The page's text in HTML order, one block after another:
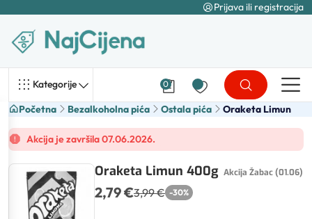
Prijava ili registracija
Kategorije 0
Početna Bezalkoholna pića Ostala pića Oraketa Limun
Akcija je završila 07.06.2026.
Oraketa Limun 400g Akcija Žabac (01.06)
2,79 €3,99 € -30%